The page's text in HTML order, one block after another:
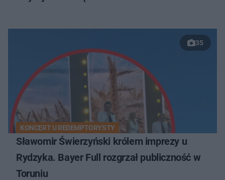
35
KONCERT U REDEMPTORYSTY
Sławomir Świerzyński królem imprezy u
Rydzyka. Bayer Full rozgrzał publiczność w
Toruniu